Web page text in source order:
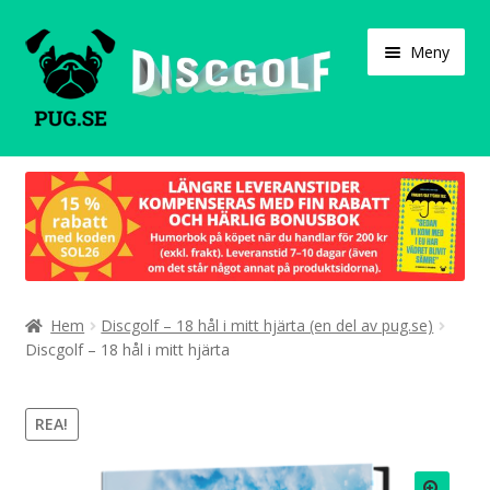
Hoppa
till
navigering
Hoppa
till
innehåll
Meny
Varukorg
Våra produkter
Designa själv!
Böcker
Info/villkor
Hem
Discgolf – 18 hål i mitt hjärta (en del av pug.se)
Discgolf – 18 hål i mitt hjärta
REA!